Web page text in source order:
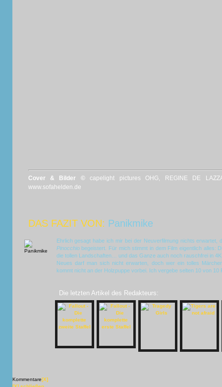
Cover & Bilder ©capelight pictures OHG, REGINE DE
www.sofahelden.de
DAS FAZIT VON: Panikmike
Ehrlich gesagt habe ich mir bei der Neuverfilmung nichts
Pinocchiobegeistert. Für mich stimmt in dem Film eigentlich alles:
die tollen Landschaften… und das Ganze auch noch rauschfrei in
Neues darf man sich nicht erwarten, doch wer ein tolles
kommt nicht an der Holzpuppe vorbei. Ich vergebe selten 10 von
Die letzten Artikel des Redakteurs:
Kommentare[X]